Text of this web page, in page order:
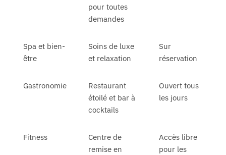
pour toutes
demandes
Spa et bien-
être
Soins de luxe
et relaxation
Sur
réservation
Gastronomie
Restaurant
étoilé et bar à
cocktails
Ouvert tous
les jours
Fitness
Centre de
remise en
Accès libre
pour les